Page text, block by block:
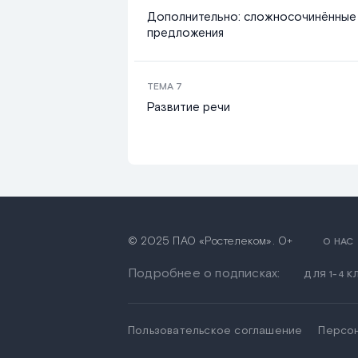
Дополнительно: сложносочинённые
предложения
ТЕМА 7
Развитие речи
© 2025 ПАО «Ростелеком». 0+ О НАС
Подробнее о подписках: ДЛЯ 1-4
Пользовательское соглашение